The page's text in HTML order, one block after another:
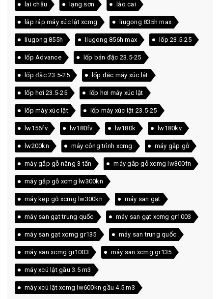
lai châu lạng sơn lào cai
lắp ráp máy xúc lật xcmg liugong 835h max
liugong 855h liugong 856h max lốp 23.5-25
lốp Advance lốp bán đặc 23.5-25
lốp đặc 23.5-25 lốp đặc máy xúc lật
lốp hơi 23.5-25 lốp hơi máy xúc lật
lốp máy xúc lật lốp máy xúc lật 23.5-25
lw156fv lw180fv lw180k lw180kv
lw200kn máy công trình xcmg máy gắp gỗ
máy gắp gỗ nâng 3 tấn máy gắp gỗ xcmg lw300fn
máy gắp gỗ xcmg lw300kn
máy kẹp gỗ xcmg lw300kn máy san gạt
máy san gạt trung quốc máy san gạt xcmg gr1003
máy san gạt xcmg gr135 máy san trung quốc
máy san xcmg gr1003 máy san xcmg gr135
máy xcú lật gầu 3.5 m3
máy xcú lật xcmg lw600kn gầu 4.5 m3